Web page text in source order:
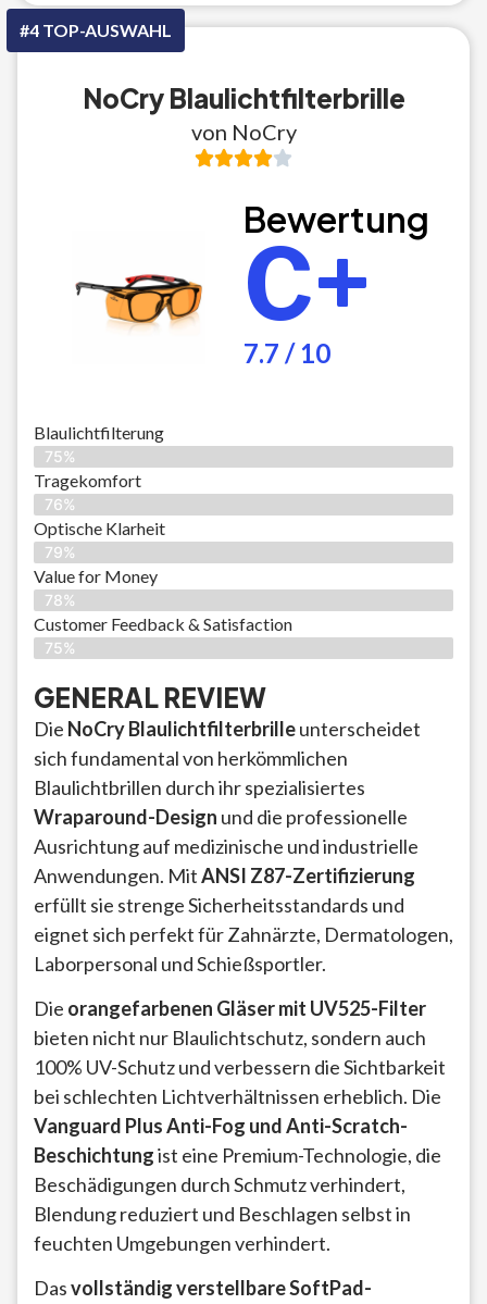
#4 TOP-AUSWAHL
NoCry Blaulichtfilterbrille
von NoCry
Bewertung
C+
7.7 / 10
Blaulichtfilterung
75%
Tragekomfort
76%
Optische Klarheit
79%
Value for Money
78%
Customer Feedback & Satisfaction​
75%
GENERAL REVIEW
Die NoCry Blaulichtfilterbrilleunterscheidet
sich fundamental von herkömmlichen
Blaulichtbrillen durch ihr spezialisiertes
Wraparound-Design und die professionelle
Ausrichtung auf medizinische und industrielle
Anwendungen. MitANSI Z87-Zertifizierung
erfüllt sie strenge Sicherheitsstandards und
eignet sich perfekt für Zahnärzte, Dermatologen,
Laborpersonal und Schießsportler.
Die orangefarbenen Gläser mit UV525-Filter
bieten nicht nur Blaulichtschutz, sondern auch
100% UV-Schutz und verbessern die Sichtbarkeit
bei schlechten Lichtverhältnissen erheblich. Die
Vanguard Plus Anti-Fog und Anti-Scratch-
Beschichtungist eine Premium-Technologie, die
Beschädigungen durch Schmutz verhindert,
Blendung reduziert und Beschlagen selbst in
feuchten Umgebungen verhindert.
Dasvollständig verstellbare SoftPad-